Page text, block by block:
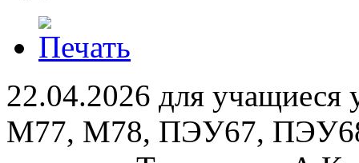
22.04.2026 для учащиеся
М77, М78, ПЭУ67,